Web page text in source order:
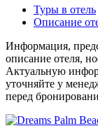
Туры в отель
Описание
Информация,
описание отеля,
Актуальную
уточняйте у
перед